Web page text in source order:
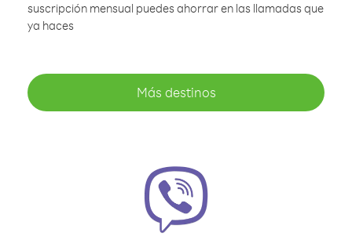
suscripción mensual puedes ahorrar en las llamadas que
ya haces
Más destinos